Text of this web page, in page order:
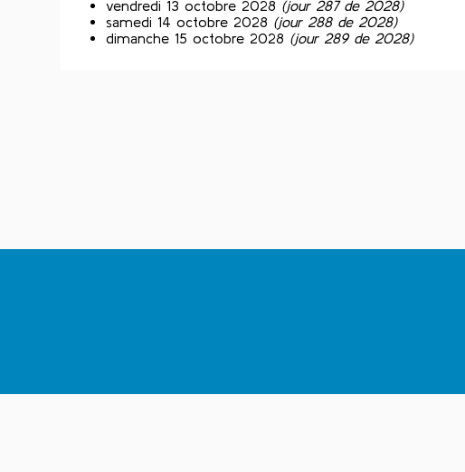
vendredi 13 octobre 2028 (jour 287 de 2028)
samedi 14 octobre 2028 (jour 288 de 2028)
dimanche 15 octobre 2028 (jour 289 de 2028)